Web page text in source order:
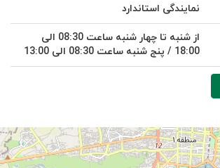
نمایندگی استاندارد
از شنبه تا چهار شنبه ساعت 08:30 الی
18:00 / پنج شنبه ساعت 08:30 الی 13:00